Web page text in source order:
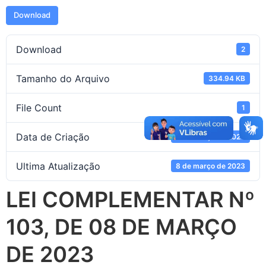
Download
Download 2
Tamanho do Arquivo 334.94 KB
File Count 1
Data de Criação 8 de março de 2023
Ultima Atualização 8 de março de 2023
LEI COMPLEMENTAR Nº
103, DE 08 DE MARÇO
DE 2023